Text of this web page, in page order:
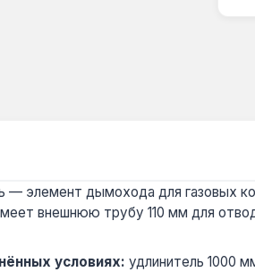
— элемент дымохода для газовых
внешнюю трубу 110 мм для
условиях: удлинитель 1000